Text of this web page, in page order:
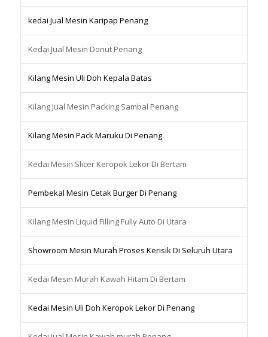
kedai Jual Mesin Karipap Penang
Kedai Jual Mesin Donut Penang
Kilang Mesin Uli Doh Kepala Batas
Kilang Jual Mesin Packing Sambal Penang
Kilang Mesin Pack Maruku Di Penang
Kedai Mesin Slicer Keropok Lekor Di Bertam
Pembekal Mesin Cetak Burger Di Penang
Kilang Mesin Liquid Filling Fully Auto Di Utara
Showroom Mesin Murah Proses Kerisik Di Seluruh Utara
Kedai Mesin Murah Kawah Hitam Di Bertam
Kedai Mesin Uli Doh Keropok Lekor Di Penang